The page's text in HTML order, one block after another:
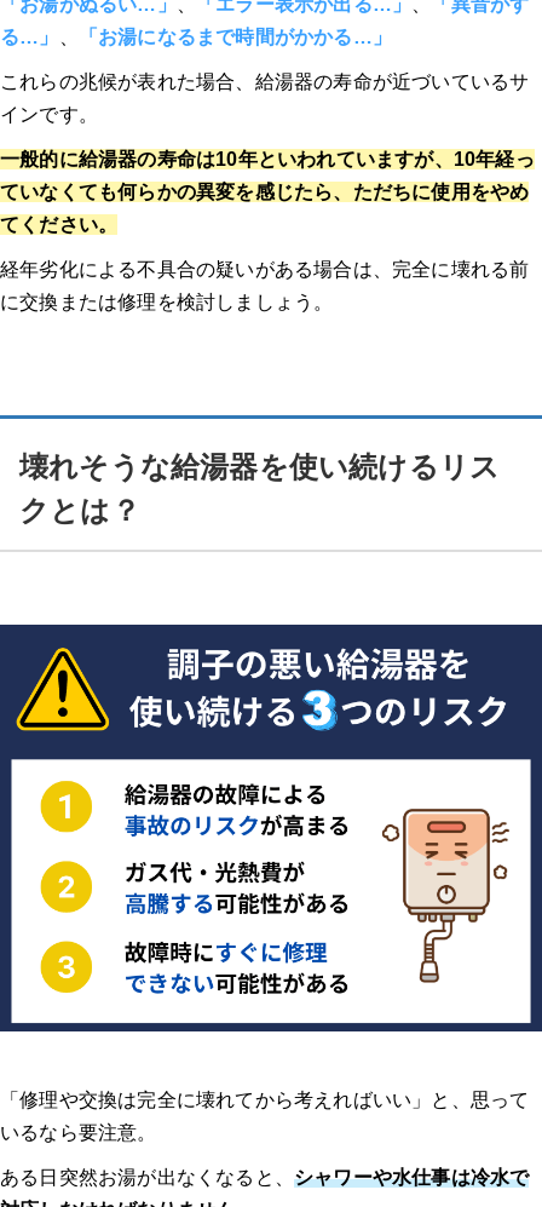
「お湯がぬるい…」 「エラー表示が出る…」
「異音がす
る…」
「お湯になるまで時間がかかる…」
これらの兆候が表れた場合、給湯器の寿命が近づいているサ
インです。
一般的に給湯器の寿命は10年といわれていますが、10年経っ
ていなくても何らかの異変を感じたら、ただちに使用をやめ
てください。
経年劣化による不具合の疑いがある場合は、完全に壊れる前
に交換または修理を検討しましょう。
壊れそうな給湯器を使い続けるリス
クとは？
「修理や交換は完全に壊れてから考えればいい」と、思って
いるなら要注意。
ある日突然お湯が出なくなると、 シャワーや水仕事は冷水で